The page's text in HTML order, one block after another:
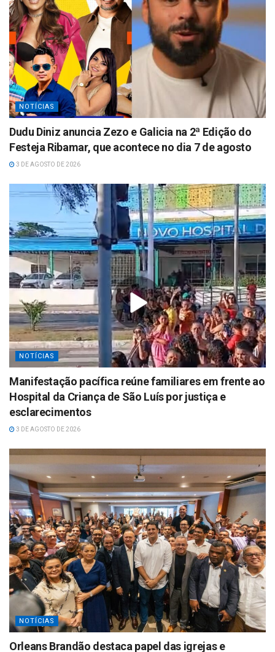
NOTÍCIAS
Dudu Diniz anuncia Zezo e Galicia na 2ª Edição do
Festeja Ribamar, que acontece no dia 7 de agosto
3 DE AGOSTO DE 2026
NOTÍCIAS
Manifestação pacífica reúne familiares em frente ao
Hospital da Criança de São Luís por justiça e
esclarecimentos
3 DE AGOSTO DE 2026
NOTÍCIAS
Orleans Brandão destaca papel das igrejas e